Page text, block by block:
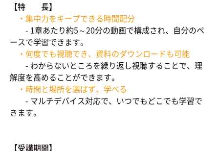
【特 長】
・集中力をキープできる時間配分
- 1章あたり約5～20分の動画で構成され、自分のペ
ースで学習できます。
・何度でも視聴でき、資料のダウンロードも可能
- わからないところを繰り返し視聴することで、理
解度を高めることができます。
・時間と場所を選ばず、学べる
- マルチデバイス対応で、いつでもどこでも学習で
きます。
【受講期間】